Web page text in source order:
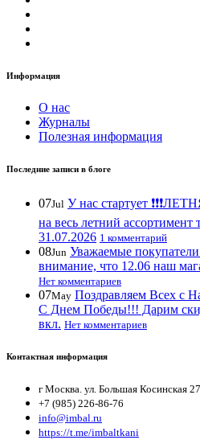
Информация
О нас
Журналы
Полезная информация
Последние записи в блоге
07Jul У нас стартует
на весь летний ассортимент
31.07.2026 1 комментарий
08Jun Уважаемые
внимание, что 12.06 наш
Нет комментариев
07May Поздравляем Всех с
С Днем Победы!!! Дарим
вкл. Нет комментариев
Контактная информация
г Москва. ул. Большая Косинская
+7 (985) 226-86-76
info@imbal.ru
https://t.me/imbaltkani